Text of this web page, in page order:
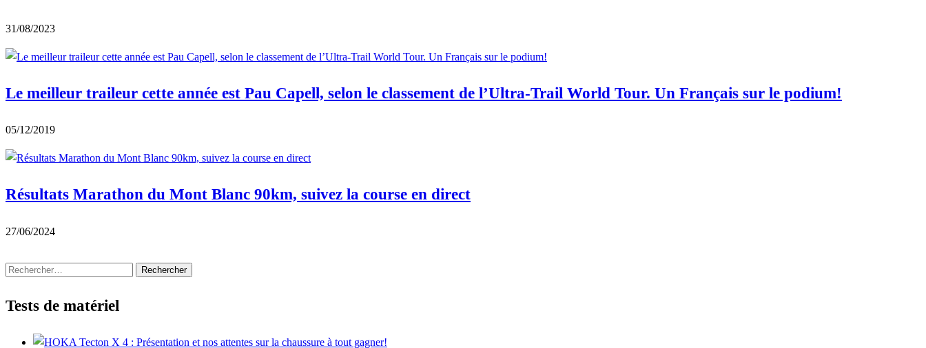
31/08/2023
Le meilleur traileur cette année est Pau Capell, selon le classement de l’Ultra-Trail World Tour. Un Français sur le podium!
05/12/2019
Résultats Marathon du Mont Blanc 90km, suivez la course en direct
27/06/2024
Rechercher :
Tests de matériel